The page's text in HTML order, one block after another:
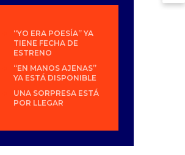
“YO ERA POESÍA” YA
TIENE FECHA DE
ESTRENO
“EN MANOS AJENAS”
YA ESTÁ DISPONIBLE
UNA SORPRESA ESTÁ
POR LLEGAR